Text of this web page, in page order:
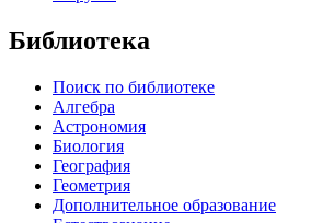
Библиотека
Поиск по библиотеке
Алгебра
Астрономия
Биология
География
Геометрия
Дополнительное образование